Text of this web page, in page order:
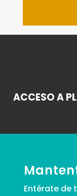
ACCESO A
Entérate de